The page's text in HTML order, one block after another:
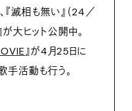
『滅相も無い』（24／
が大ヒット公開中。
』が4月25日に
活動も行う。